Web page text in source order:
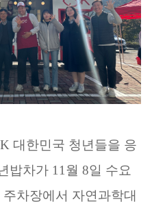
대한민국 청년들을 응
밥차가 11월 8일 수요
차장에서 자연과학대